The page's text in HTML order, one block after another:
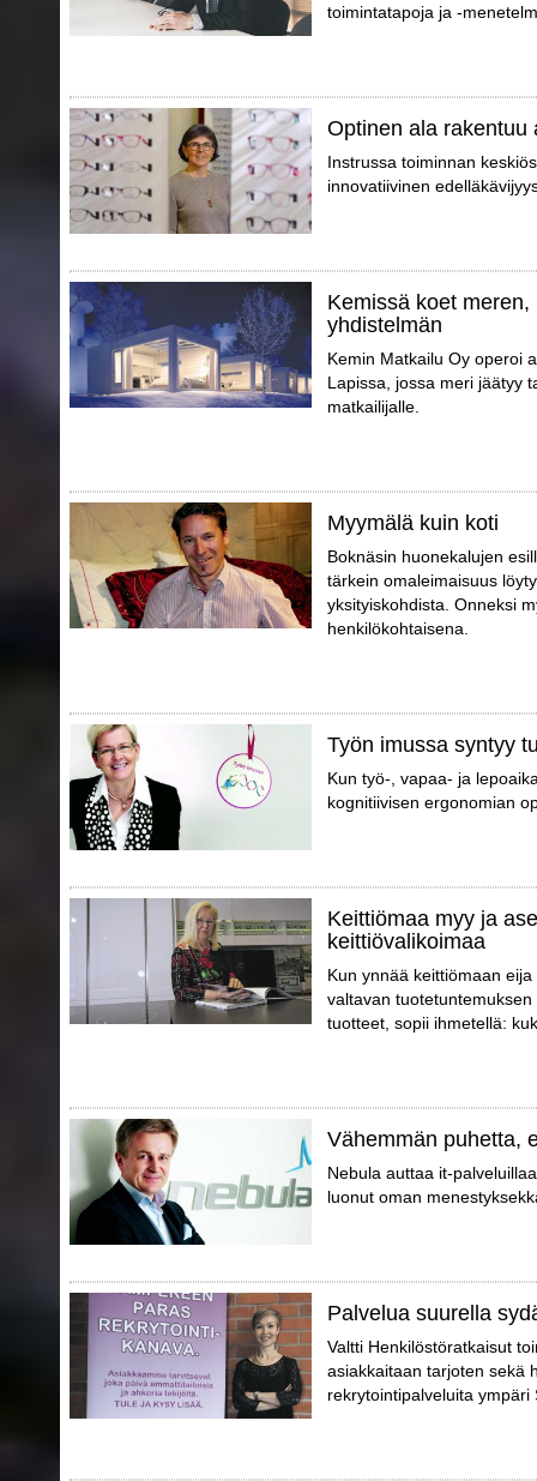
toimintatapoja ja -
Optinen ala rakentuu
Instrussa toiminnan
innovatiivinen
Kemissä koet
yhdistelmän
Kemin Matkailu Oy operoi
Lapissa, jossa meri jäätyy
matkailijalle.
Myymälä kuin koti
Boknäsin huonekalujen
tärkein omaleimaisuus
yksityiskohdista. Onneksi
henkilökohtaisena.
Työn imussa syntyy
Kun työ-, vapaa- ja
kognitiivisen ergonomian
Keittiömaa myy ja
keittiövalikoimaa
Kun ynnää keittiömaan
valtavan
tuotteet, sopii ihmetellä:
Vähemmän puhetta,
Nebula auttaa it-
luonut oman
Palvelua suurella
Valtti Henkilöstöratkaisut
asiakkaitaan tarjoten sekä
rekrytointipalveluita ympäri